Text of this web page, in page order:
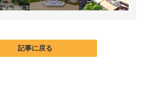
記事に戻る